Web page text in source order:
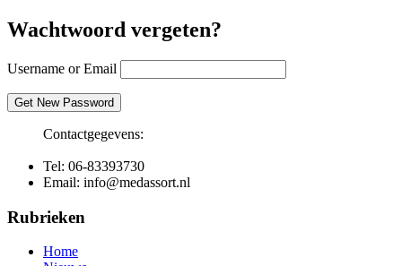
Wachtwoord vergeten?
Username or Email
Primaire
Sidebar
Contactgegevens:
Tel: 06-83393730
Email: info@medassort.nl
Footer
Rubrieken
Home